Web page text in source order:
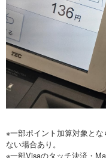
※一部ポイント加算対象と
ない場合あり。
※一部Visaのタッチ決済・